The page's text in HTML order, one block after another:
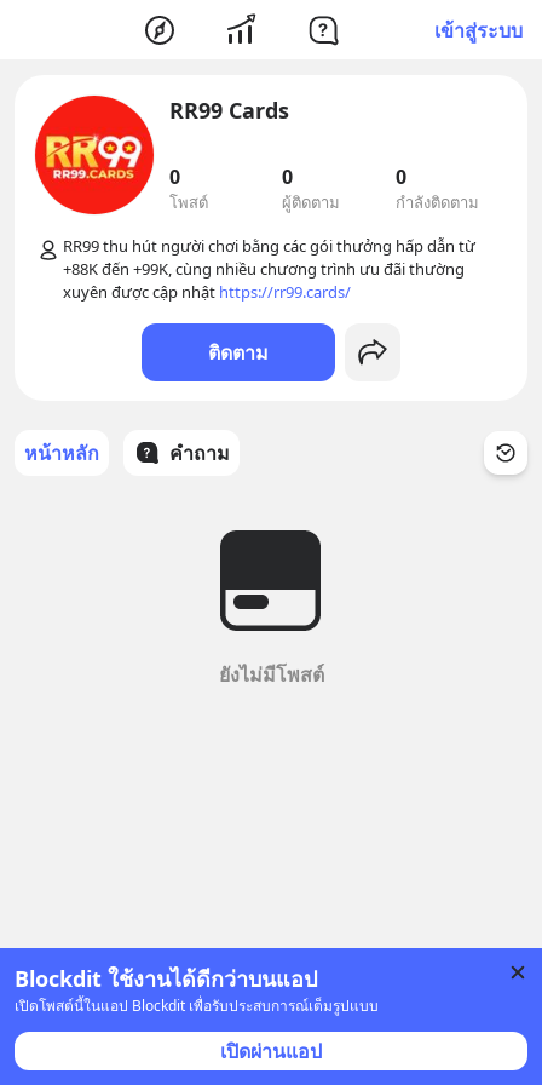
เข้าสู่ระบบ
Blockdit ใช้งานได้ดีกว่าบนแอป
เปิดโพสต์นี้ในแอป Blockdit เพื่อรับประสบการณ์เต็มรูปแบบ
เปิดผ่านแอป
RR99 Cards
0
โพสต์
0
ผู้ติดตาม
0
กำลังติดตาม
RR99 thu hút người chơi bằng các gói thưởng hấp dẫn từ
+88K đến +99K, cùng nhiều chương trình ưu đãi thường
xuyên được cập nhật https://rr99.cards/
ติดตาม
หน้าหลัก คำถาม
ยังไม่มีโพสต์